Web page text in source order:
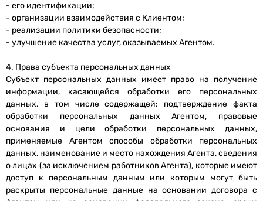
- его идентификации;
- организации взаимодействия с Клиентом;
- реализации политики безопасности;
- улучшение качества услуг, оказываемых Агентом.
4. Права субъекта персональных данных
Субъект персональных данных имеет право на получение
информации, касающейся обработки его персональных
данных, в том числе содержащей: подтверждение факта
обработки персональных данных Агентом, правовые
основания и цели обработки персональных данных,
применяемые Агентом способы обработки персональных
данных, наименование и место нахождения Агента, сведения
о лицах (за исключением работников Агента), которые имеют
доступ к персональным данным или которым могут быть
раскрыты персональные данные на основании договора с